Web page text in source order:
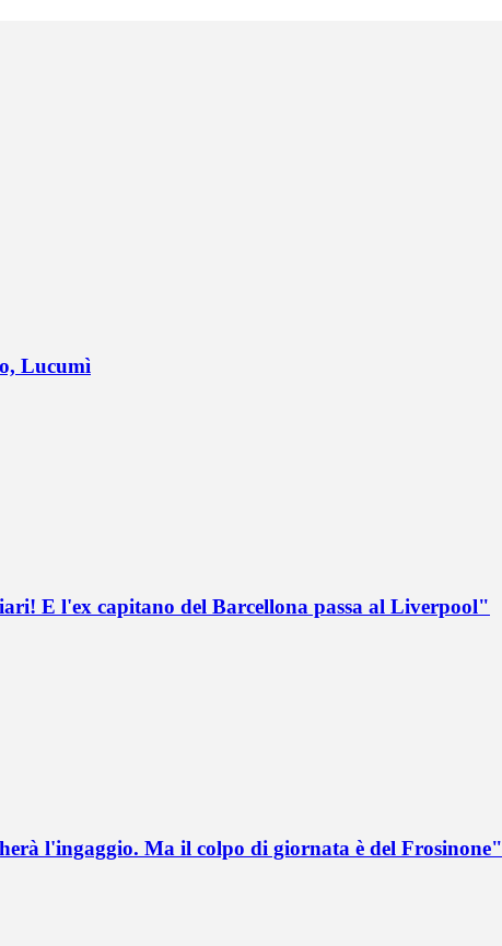
Lucumì
E l'ex capitano del Barcellona passa al Liverpool"
l'ingaggio. Ma il colpo di giornata è del Frosinone"